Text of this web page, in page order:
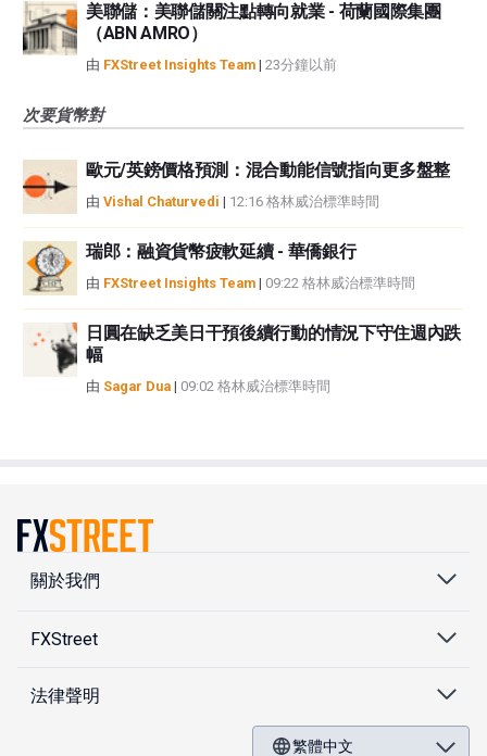
美聯儲：美聯儲關注點轉向就業 - 荷蘭國際集團
（ABN AMRO）
由 FXStreet Insights Team | 23分鐘以前
次要貨幣對
歐元/英鎊價格預測：混合動能信號指向更多盤整
由 Vishal Chaturvedi | 12:16 格林威治標準時間
瑞郎：融資貨幣疲軟延續 - 華僑銀行
由 FXStreet Insights Team | 09:22 格林威治標準時間
日圓在缺乏美日干預後續行動的情況下守住週內跌
幅
由 Sagar Dua | 09:02 格林威治標準時間
關於我們
FXStreet
法律聲明
繁體中文